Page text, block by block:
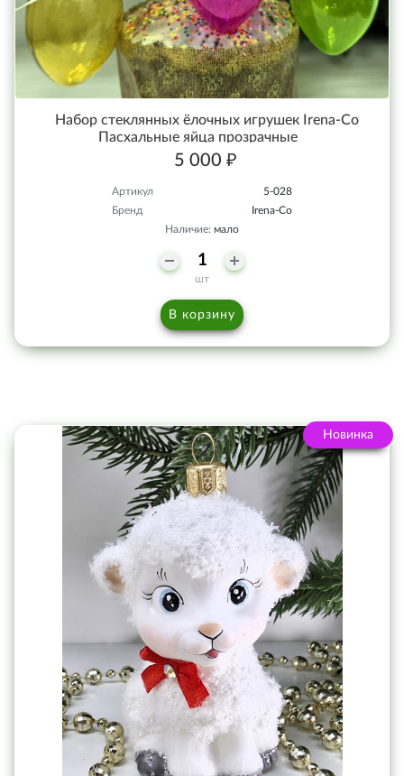
Набор стеклянных ёлочных игрушек Irena-Co
Пасхальные яйца прозрачные
5 000 ₽
Артикул
5-028
Бренд
Irena-Co
Наличие: мало
шт
В корзину
Новинка